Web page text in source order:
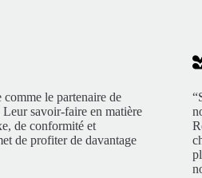
le partenaire de
savoir-faire en matière
de conformité et
de profiter de davantage